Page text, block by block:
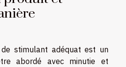
stimulant adéquat est un
abordé avec minutie et